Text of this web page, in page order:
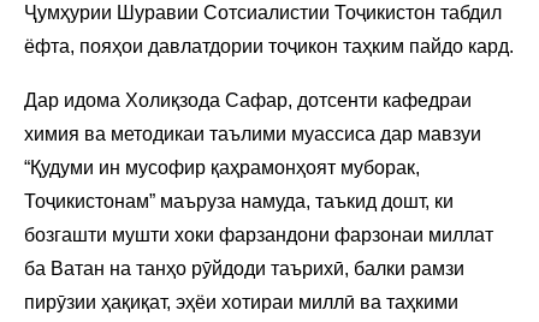
Ҷумҳурии Шуравии Сотсиалистии Тоҷикистон табдил
ёфта, пояҳои давлатдории тоҷикон таҳким пайдо кард.
Дар идома Холиқзода Сафар, дотсенти кафедраи
химия ва методикаи таълими муассиса дар мавзуи
“Қудуми ин мусофир қаҳрамонҳоят муборак,
Тоҷикистонам” маъруза намуда, таъкид дошт, ки
бозгашти мушти хоки фарзандони фарзонаи миллат
ба Ватан на танҳо рӯйдоди таърихӣ, балки рамзи
пирӯзии ҳақиқат, эҳёи хотираи миллӣ ва таҳкими